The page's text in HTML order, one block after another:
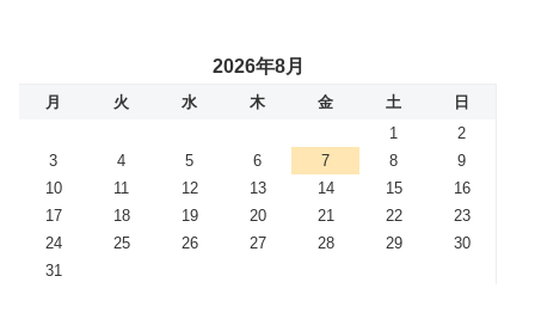
2026年8月
月 火 水 木 金 土
日
1
2
3
4 5 6 7 8
9
10
11 12 13 14 15
16
17
18 19 20 21 22
23
24
25 26 27 28 29
30
31